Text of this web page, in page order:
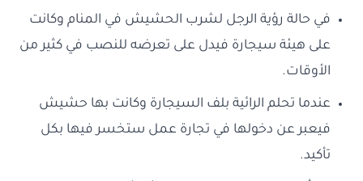
في حالة رؤية الرجل لشرب الحشيش في المنام وكانت
على هيئة سيجارة فيدل على تعرضه للنصب في كثير من
الأوقات.
عندما تحلم الرائية بلف السيجارة وكانت بها حشيش
فيعبر عن دخولها في تجارة عمل ستخسر فيها بكل
تأكيد.